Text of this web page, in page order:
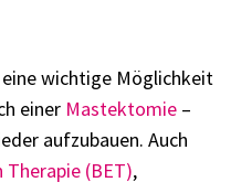
wichtige Möglichkeit
einer Mastektomie –
aufzubauen. Auch
(BET),